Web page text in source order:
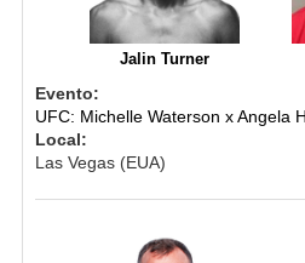
Jalin Turner
Evento:
UFC: Michelle Waterson x Angela
Local:
Las Vegas (EUA)